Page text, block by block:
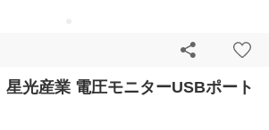
星光産業 電圧モニターUSBポート